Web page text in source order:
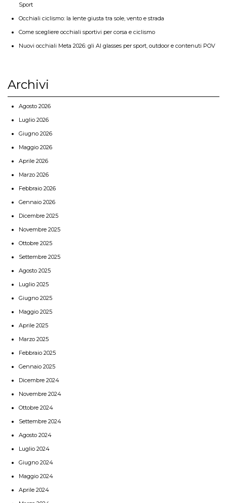
Sport
Occhiali ciclismo: la lente giusta tra sole, vento e strada
Come scegliere occhiali sportivi per corsa e ciclismo
Nuovi occhiali Meta 2026: gli AI glasses per sport, outdoor e contenuti POV
Archivi
Agosto 2026
Luglio 2026
Giugno 2026
Maggio 2026
Aprile 2026
Marzo 2026
Febbraio 2026
Gennaio 2026
Dicembre 2025
Novembre 2025
Ottobre 2025
Settembre 2025
Agosto 2025
Luglio 2025
Giugno 2025
Maggio 2025
Aprile 2025
Marzo 2025
Febbraio 2025
Gennaio 2025
Dicembre 2024
Novembre 2024
Ottobre 2024
Settembre 2024
Agosto 2024
Luglio 2024
Giugno 2024
Maggio 2024
Aprile 2024